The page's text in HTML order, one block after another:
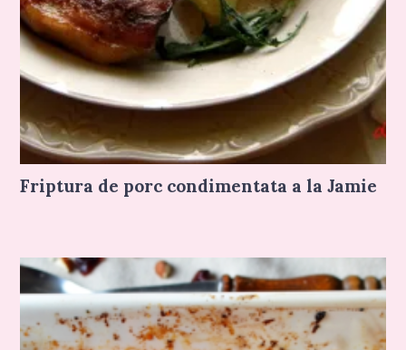
Friptura de porc condimentata a la Jamie